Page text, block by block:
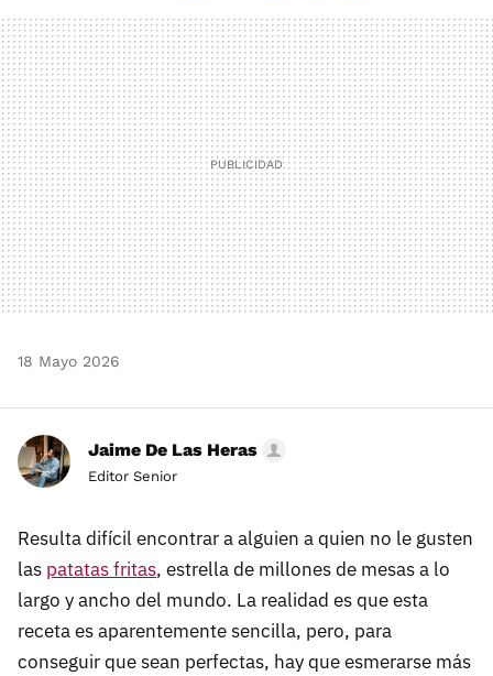
MAIL
18 Mayo 2026
Jaime De Las Heras
Editor Senior
Resulta difícil encontrar a alguien a quien no le gusten
las patatas fritas, estrella de millones de mesas a lo
largo y ancho del mundo. La realidad es que esta
receta es aparentemente sencilla, pero, para
conseguir que sean perfectas, hay que esmerarse más